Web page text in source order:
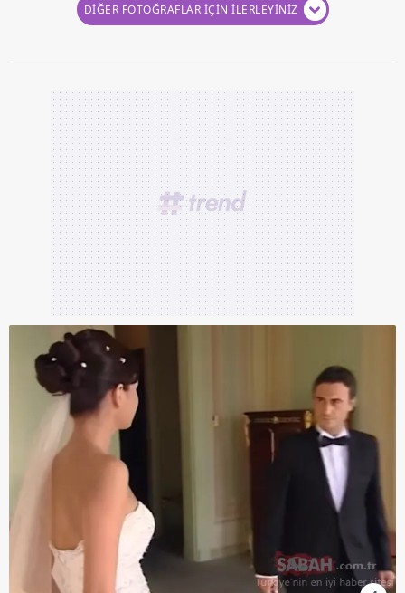
DİĞER FOTOĞRAFLAR İÇİN İLERLEYİNİZ